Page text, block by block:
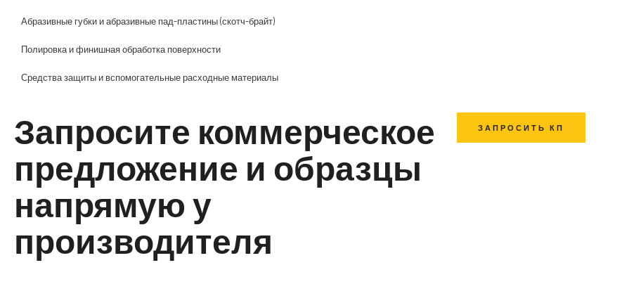
Абразивные губки и абразивные пад-пластины (скотч-брайт)
Полировка и финишная обработка поверхности
Средства защиты и вспомогательные расходные материалы
Запросите коммерческое
предложение и образцы
напрямую у
производителя
ЗАПРОСИТЬ КП